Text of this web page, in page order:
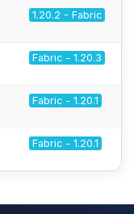
1.20.2 - Fabric
Fabric - 1.20.3
Fabric - 1.20.1
Fabric - 1.20.1